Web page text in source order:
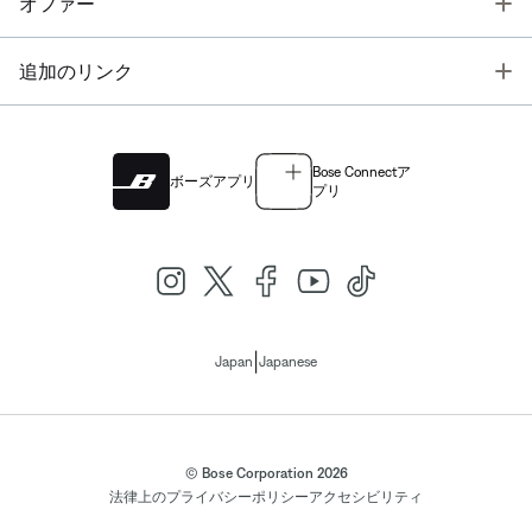
追加のリンク
ボーズアプリ
Bose Connectア
プリ
Japan Japanese
© Bose Corporation 2026
法律上のプライバシーポリシーアクセシビリティ